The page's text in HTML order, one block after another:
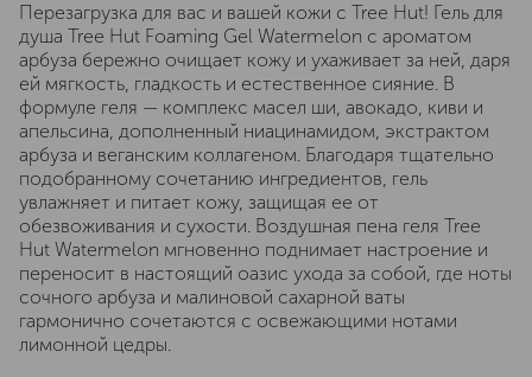
Перезагрузка для вас и вашей кожи с Tree Hut! Гель для
душа Tree Hut Foaming Gel Watermelon с ароматом
арбуза бережно очищает кожу и ухаживает за ней, даря
ей мягкость, гладкость и естественное сияние. В
формуле геля — комплекс масел ши, авокадо, киви и
апельсина, дополненный ниацинамидом, экстрактом
арбуза и веганским коллагеном. Благодаря тщательно
подобранному сочетанию ингредиентов, гель
увлажняет и питает кожу, защищая ее от
обезвоживания и сухости. Воздушная пена геля Tree
Hut Watermelon мгновенно поднимает настроение и
переносит в настоящий оазис ухода за собой, где ноты
сочного арбуза и малиновой сахарной ваты
гармонично сочетаются с освежающими нотами
лимонной цедры.